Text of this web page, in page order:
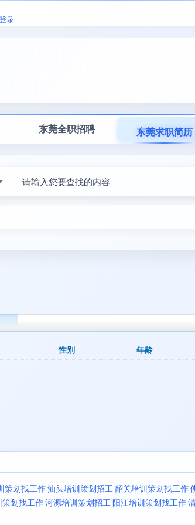
录
东莞全职招聘 东莞求职简历
性别 年龄
策划找工作汕头培训策划招工 韶关培训策划找工作
策划找工作河源培训策划招工 阳江培训策划找工作